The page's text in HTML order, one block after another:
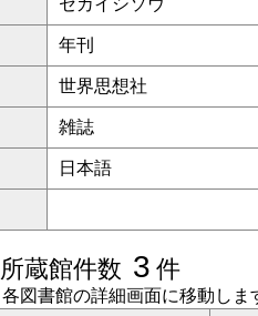
セカイシソウ
年刊
世界思想社
雑誌
日本語
所蔵館件数 3 件
図書館の詳細画面に移動しま